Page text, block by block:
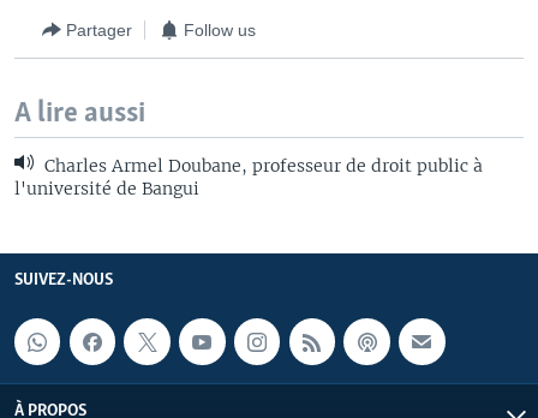
Partager Follow us
A lire aussi
Charles Armel Doubane, professeur de droit public à
l'université de Bangui
SUIVEZ-NOUS
À PROPOS